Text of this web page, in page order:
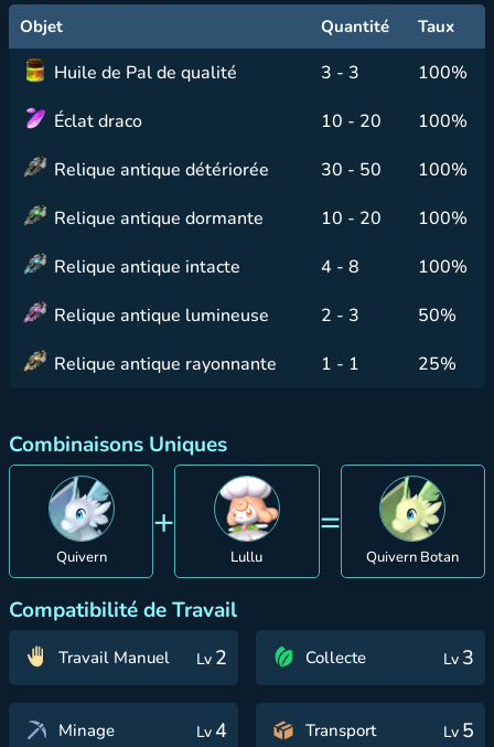
Objet Quantité Taux
Huile de Pal de qualité 3 - 3
100%
Éclat draco
10 - 20
100%
Relique antique détériorée
30 - 50
100%
Relique antique dormante
10 - 20
100%
Relique antique intacte
4 - 8
100%
Relique antique lumineuse
2 - 3
50%
Relique antique rayonnante
1 - 1 25%
Combinaisons Uniques
Quivern
+
Lullu
=
Quivern Botan
Compatibilité de Travail
Travail Manuel Lv 2 Collecte Lv 3
Minage Lv4 Transport Lv 5